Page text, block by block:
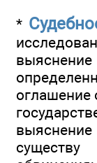
*
выяснение
оглашение